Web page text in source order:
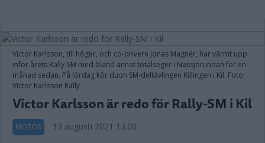
Victor Karlsson, till höger, och co-drivern Jonas Magnér, har värmt upp
inför årets Rally-SM med bland annat totalseger i Nässjörundan för en
månad sedan. På lördag kör duon SM-deltävlingen Killingen i Kil. Foto:
Victor Karlsson Rally
Victor Karlsson är redo för Rally-SM i Kil
MOTOR 13 augusti 2021 13.00